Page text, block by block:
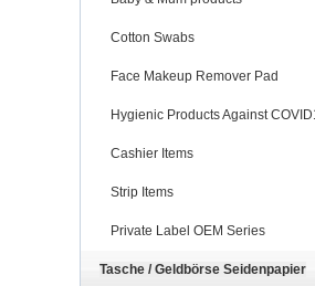
Cotton Swabs
Face Makeup Remover Pad
Hygienic Products Against
Cashier Items
Strip Items
Private Label OEM Series
Tasche / Geldbörse Seidenpapier